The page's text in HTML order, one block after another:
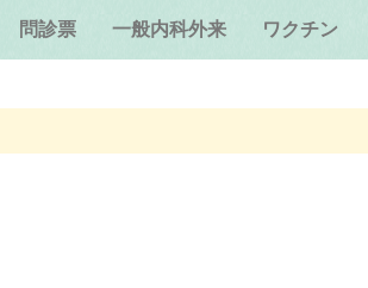
問診票 一般内科外来 ワクチン